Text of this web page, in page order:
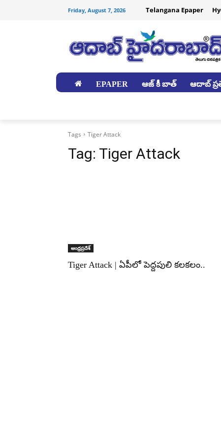
Friday, August 7, 2026 Telangana Epaper
EPAPER ఆజ్ కీ బాత్ ఆదాబ్
Tags Tiger Attack
Tag: Tiger Attack
ఆంధ్రప్రదేశ్
Tiger Attack | ఏపీలో పెద్దపులి కలకలం..